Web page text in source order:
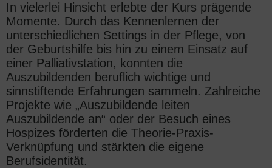
In vielerlei Hinsicht erlebte der Kurs prägende
Momente. Durch das Kennenlernen der
unterschiedlichen Settings in der Pflege, von
der Geburtshilfe bis hin zu einem Einsatz auf
einer Palliativstation, konnten die
Auszubildenden beruflich wichtige und
sinnstiftende Erfahrungen sammeln. Zahlreiche
Projekte wie „Auszubildende leiten
Auszubildende an“ oder der Besuch eines
Hospizes förderten die Theorie-Praxis-
Verknüpfung und stärkten die eigene
Berufsidentität.